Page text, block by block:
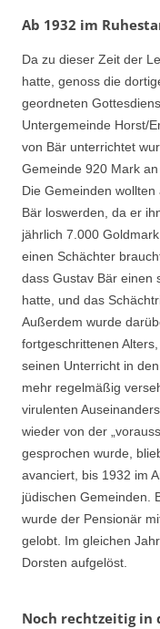
Ab 1932 im
Da zu dieser Zeit der
hatte, genoss die
geordneten
Untergemeinde Horst/
von Bär unterrichtet
Gemeinde 920 Mark
Die Gemeinden
Bär loswerden, da er
jährlich 7.000
einen Schächter
dass Gustav Bär einen
hatte, und das
Außerdem wurde
fortgeschrittenen
seinen Unterricht in
mehr regelmäßig
virulenten
wieder von der
gesprochen wurde,
avanciert, bis 1932 im
jüdischen Gemeinden.
wurde der Pensionär
gelobt. Im gleichen
Dorsten aufgelöst.
Noch rechtzeitig in